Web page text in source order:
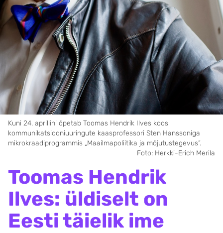
Kuni 24. aprillini õpetab Toomas Hendrik Ilves koos
kommunikatsiooniuuringute kaasprofessori Sten Hanssoniga
mikrokraadiprogrammis „Maailmapoliitika ja mõjutustegevus“.
Foto: Herkki-Erich Merila
Toomas Hendrik
Ilves: üldiselt on
Eesti täielik ime